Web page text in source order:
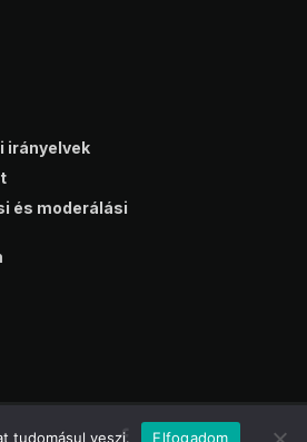
irányelvek
és moderálási
tudomásul veszi. Elfogadom